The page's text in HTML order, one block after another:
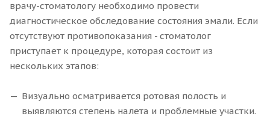
врачу-стоматологу необходимо провести
диагностическое обследование состояния эмали. Если
отсутствуют противопоказания - стоматолог
приступает к процедуре, которая состоит из
нескольких этапов:
Визуально осматривается ротовая полость и
выявляются степень налета и проблемные участки.